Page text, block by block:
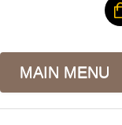
MAIN MENU